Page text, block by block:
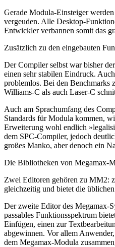
Gerade Modula-Einsteiger
vergeuden. Alle Desktop-
Entwickler verbannen somit das
Zusätzlich zu den eingebauten
Der Compiler selbst war bisher
einen sehr stabilen Eindruck.
problemlos. Bei den Benchmarks
Williams-C als auch Laser-C
Auch am Sprachumfang des
Standards für Modula kommen,
Erweiterung wohl endlich
dem SPC-Compiler, jedoch
großes Manko, aber denoch ein
Die Bibliotheken von Megamax-
Zwei Editoren gehören zu MM2:
gleichzeitig und bietet die
Der zweite Editor des Megamax-
passables Funktionsspektrum
Einfügen, einen zur
abgewinnen. Vor allem
dem Megamax-Modula